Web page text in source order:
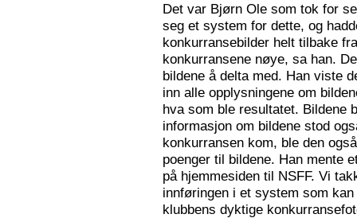
Det var Bjørn Ole som tok for
seg et system for dette, og
konkurransebilder helt tilbake
konkurransene nøye, sa han.
bildene å delta med. Han viste
inn alle opplysningene om
hva som ble resultatet. Bildene
informasjon om bildene stod
konkurransen kom, ble den
poenger til bildene. Han mente
på hjemmesiden til NSFF. Vi
innføringen i et system som
klubbens dyktige